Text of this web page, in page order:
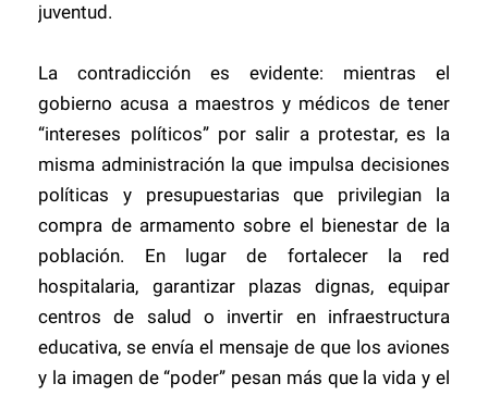
juventud.
La contradicción es evidente: mientras el
gobierno acusa a maestros y médicos de tener
“intereses políticos” por salir a protestar, es la
misma administración la que impulsa decisiones
políticas y presupuestarias que privilegian la
compra de armamento sobre el bienestar de la
población. En lugar de fortalecer la red
hospitalaria, garantizar plazas dignas, equipar
centros de salud o invertir en infraestructura
educativa, se envía el mensaje de que los aviones
y la imagen de “poder” pesan más que la vida y el